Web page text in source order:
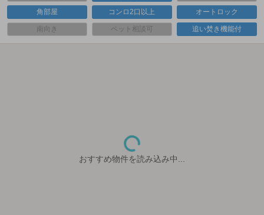
角部屋 コンロ2口以上 オートロック
南向き ペット相談可 追い焚き機能付
おすすめ物件を読み込み中...